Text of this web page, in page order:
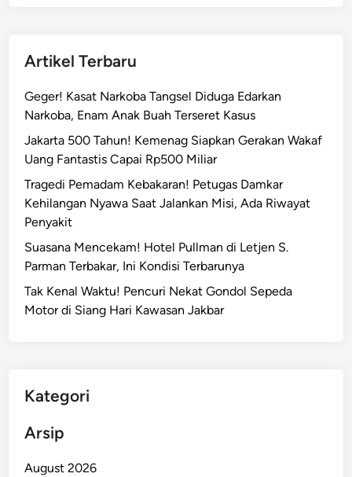
Artikel Terbaru
Geger! Kasat Narkoba Tangsel Diduga Edarkan
Narkoba, Enam Anak Buah Terseret Kasus
Jakarta 500 Tahun! Kemenag Siapkan Gerakan Wakaf
Uang Fantastis Capai Rp500 Miliar
Tragedi Pemadam Kebakaran! Petugas Damkar
Kehilangan Nyawa Saat Jalankan Misi, Ada Riwayat
Penyakit
Suasana Mencekam! Hotel Pullman di Letjen S.
Parman Terbakar, Ini Kondisi Terbarunya
Tak Kenal Waktu! Pencuri Nekat Gondol Sepeda
Motor di Siang Hari Kawasan Jakbar
Kategori
Arsip
August 2026